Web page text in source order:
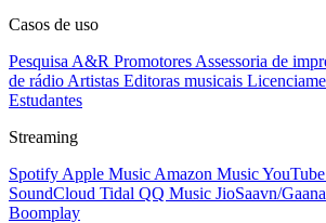
Casos de uso
Pesquisa A&R Promotores Assessoria de
de rádio Artistas Editoras musicais
Estudantes
Streaming
Spotify Apple Music Amazon MusicYouTube
SoundCloud Tidal QQ Music JioSaavn/Gaana
Boomplay